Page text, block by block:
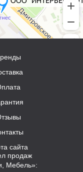
сайта
продаж
Мебель»: